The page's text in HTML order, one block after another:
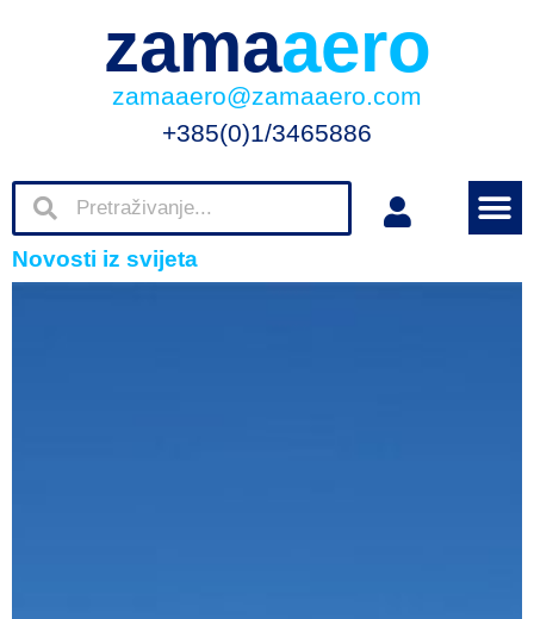
zamaaero
zamaaero@zamaaero.com
+385(0)1/3465886
Novosti iz svijeta